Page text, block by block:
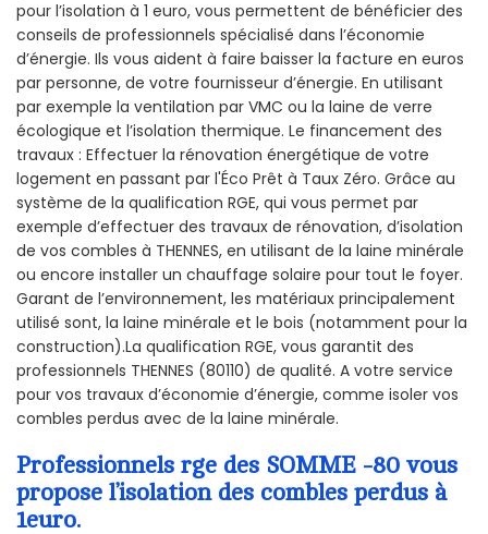
pour l’isolation à 1 euro, vous permettent de bénéficier des
conseils de professionnels spécialisé dans l’économie
d’énergie. Ils vous aident à faire baisser la facture en euros
par personne, de votre fournisseur d’énergie. En utilisant
par exemple la ventilation par VMC ou la laine de verre
écologique et l’isolation thermique. Le financement des
travaux : Effectuer la rénovation énergétique de votre
logement en passant par l'Éco Prêt à Taux Zéro. Grâce au
système de la qualification RGE, qui vous permet par
exemple d’effectuer des travaux de rénovation, d’isolation
de vos combles à THENNES, en utilisant de la laine minérale
ou encore installer un chauffage solaire pour tout le foyer.
Garant de l’environnement, les matériaux principalement
utilisé sont, la laine minérale et le bois (notamment pour la
construction).La qualification RGE, vous garantit des
professionnels THENNES (80110) de qualité. A votre service
pour vos travaux d’économie d’énergie, comme isoler vos
combles perdus avec de la laine minérale.
Professionnels rge des SOMME -80 vous
propose l’isolation des combles perdus à
1euro.